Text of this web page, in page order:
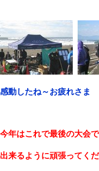
感動したね～お疲れさま
今年はこれで最後の大会
出来るように頑張ってく